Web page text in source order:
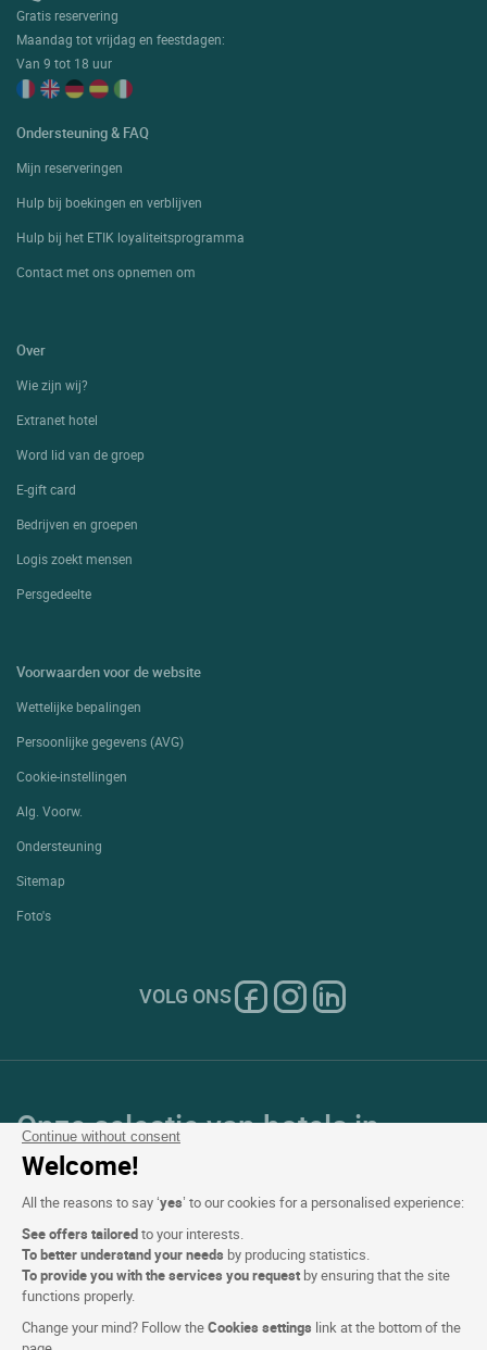
Continue without consent
Welcome!
All the reasons to say ‘yes’ to our cookies for a personalised experience:
See offers tailoredto your interests.
To better understand your needs by producing statistics.
To provide you with the services you request by ensuring that the site
functions properly.
Change your mind? Follow theCookies settings link at the bottom of the
Gratis reservering
Maandag tot vrijdag en feestdagen:
Van 9 tot 18 uur
Ondersteuning & FAQ
Mijn reserveringen
Hulp bij boekingen en verblijven
Hulp bij het ETIK loyaliteitsprogramma
Contact met ons opnemen om
Over
Wie zijn wij?
Extranet hotel
Word lid van de groep
E-gift card
Bedrijven en groepen
Logis zoekt mensen
Persgedeelte
Voorwaarden voor de website
Wettelijke bepalingen
Persoonlijke gegevens (AVG)
Cookie-instellingen
Alg. Voorw.
Ondersteuning
Sitemap
Foto's
VOLG ONS
Onze selectie van hotels in
Frankrijk en Europa
Top Landen
Topregio's
Top Steden